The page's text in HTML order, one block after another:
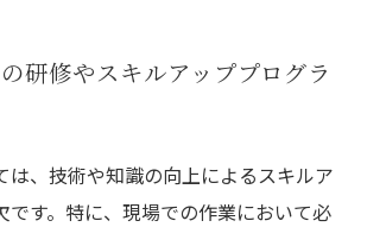
研修やスキルアッププログラ
は、技術や知識の向上によるスキルア
です。特に、現場での作業において必